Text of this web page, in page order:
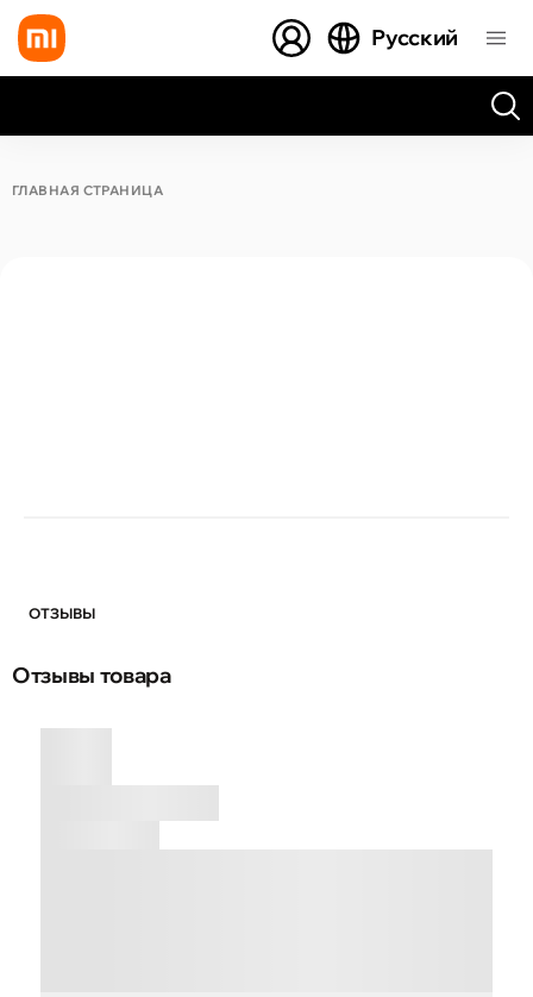
Русский
ГЛАВНАЯ СТРАНИЦА
ОТЗЫВЫ
Отзывы товара